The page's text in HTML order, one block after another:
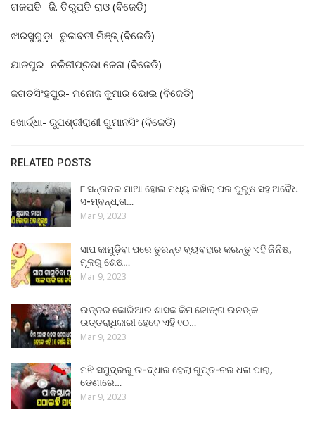
ଗଜପତି- ଜି. ତିରୁପତି ରାଓ (ବିଜେଡି)
ଝାରସୁଗୁଡ଼ା- ତୁଳାବତୀ ମିଞ୍ଜ୍ (ବିଜେଡି)
ଯାଜପୁର- ନଳିନୀପ୍ରଭା ଜେନା (ବିଜେଡି)
ଜଗତସିଂହପୁର- ମନୋଜ କୁମାର ଭୋଇ (ବିଜେଡି)
ଖୋର୍ଦ୍ଧା- ରୁପଶ୍ରୀରାଣୀ ଗୁମାନସିଂ (ବିଜେଡି)
RELATED POSTS
୮ ସନ୍ତାନର ମାଆ ହୋଇ ମଧ୍ୟ ରଖିଲା ପର ପୁରୁଷ ସହ ଅବୈଧ
ସ-ମ୍ବନ୍ଧ,ତା…
Mar 9, 2023
ସାପ କାମୁଡ଼ିବା ପରେ ତୁରନ୍ତ ବ୍ୟବହାର କରନ୍ତୁ ଏହି ଜିନିଷ,
ମୂଳରୁ ଶେଷ…
Mar 9, 2023
ଉତ୍ତର କୋରିଆର ଶାସକ କିମ ଜୋଙ୍ଗ ଉନଙ୍କ
ଉତ୍ତରାଧିକାରୀ ହେବେ ଏହି ୧୦…
Mar 9, 2023
ମଝି ସମୁଦ୍ରରୁ ଉ-ଦ୍ଧାର ହେଲା ଗୁପ୍ତ-ଚର ଧଳା ପାରା,
ଡେଣାରେ…
Mar 9, 2023